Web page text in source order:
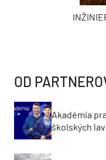
OD
Akadémia
školských